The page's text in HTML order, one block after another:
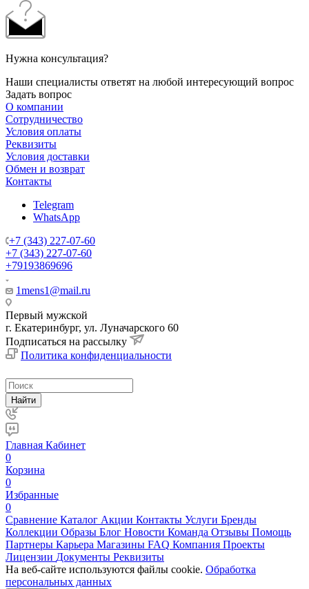
Нужна консультация?
Наши специалисты ответят на любой интересующий вопрос
Задать вопрос
О компании
Сотрудничество
Условия оплаты
Реквизиты
Условия доставки
Обмен и возврат
Контакты
Telegram
WhatsApp
+7 (343) 227-07-60
+7 (343) 227-07-60
+79193869696
1mens1@mail.ru
Первый мужской
г. Екатеринбург, ул. Луначарского 60
Подписаться на рассылку
Политика конфиденциальности
Найти
Главная Кабинет
0
Корзина
0
Избранные
0
Сравнение Каталог Акции Контакты Услуги Бренды
Коллекции Образы Блог Новости Команда Отзывы Помощь
Партнеры Карьера Магазины FAQ Компания Проекты
Лицензии Документы Реквизиты
На веб-сайте используются файлы cookie. Обработка
персональных данных